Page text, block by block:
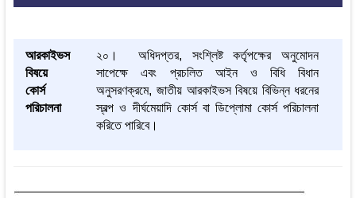
আরকাইভস
বিষয়ে
কোর্স
পরিচালনা
২০। অধিদপ্তর, সংশ্লিষ্ট কর্তৃপক্ষের অনুমোদন
সাপেক্ষে এবং প্রচলিত আইন ও বিধি বিধান
অনুসরণক্রমে, জাতীয় আরকাইভস বিষয়ে বিভিন্ন ধরনের
স্বল্প ও দীর্ঘমেয়াদি কোর্স বা ডিপ্লোমা কোর্স পরিচালনা
করিতে পারিবে।